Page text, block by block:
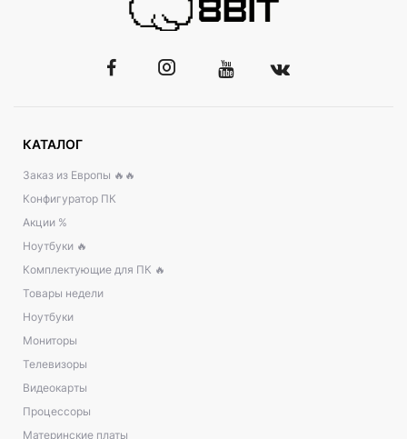
КАТАЛОГ
Заказ из Европы 🔥🔥
Конфигуратор ПК
Акции %
Ноутбуки 🔥
Комплектующие для ПК 🔥
Товары недели
Ноутбуки
Мониторы
Телевизоры
Видеокарты
Процессоры
Материнские платы